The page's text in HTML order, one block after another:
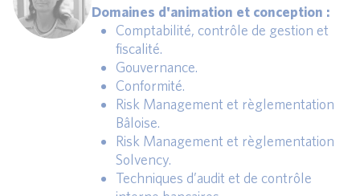
Domaines d'animation et conception :
Comptabilité, contrôle de gestion et
fiscalité.
Gouvernance.
Conformité.
Risk Management et règlementation
Bâloise.
Risk Management et règlementation
Solvency.
Techniques d’audit et de contrôle